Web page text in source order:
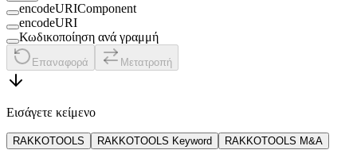
encodeURIComponent
encodeURI
Κωδικοποίηση ανά γραμμή
Επαναφορά Μετατροπή
Εισάγετε κείμενο
RAKKOTOOLS RAKKOTOOLS Keyword RAKKOTOOLS M&A